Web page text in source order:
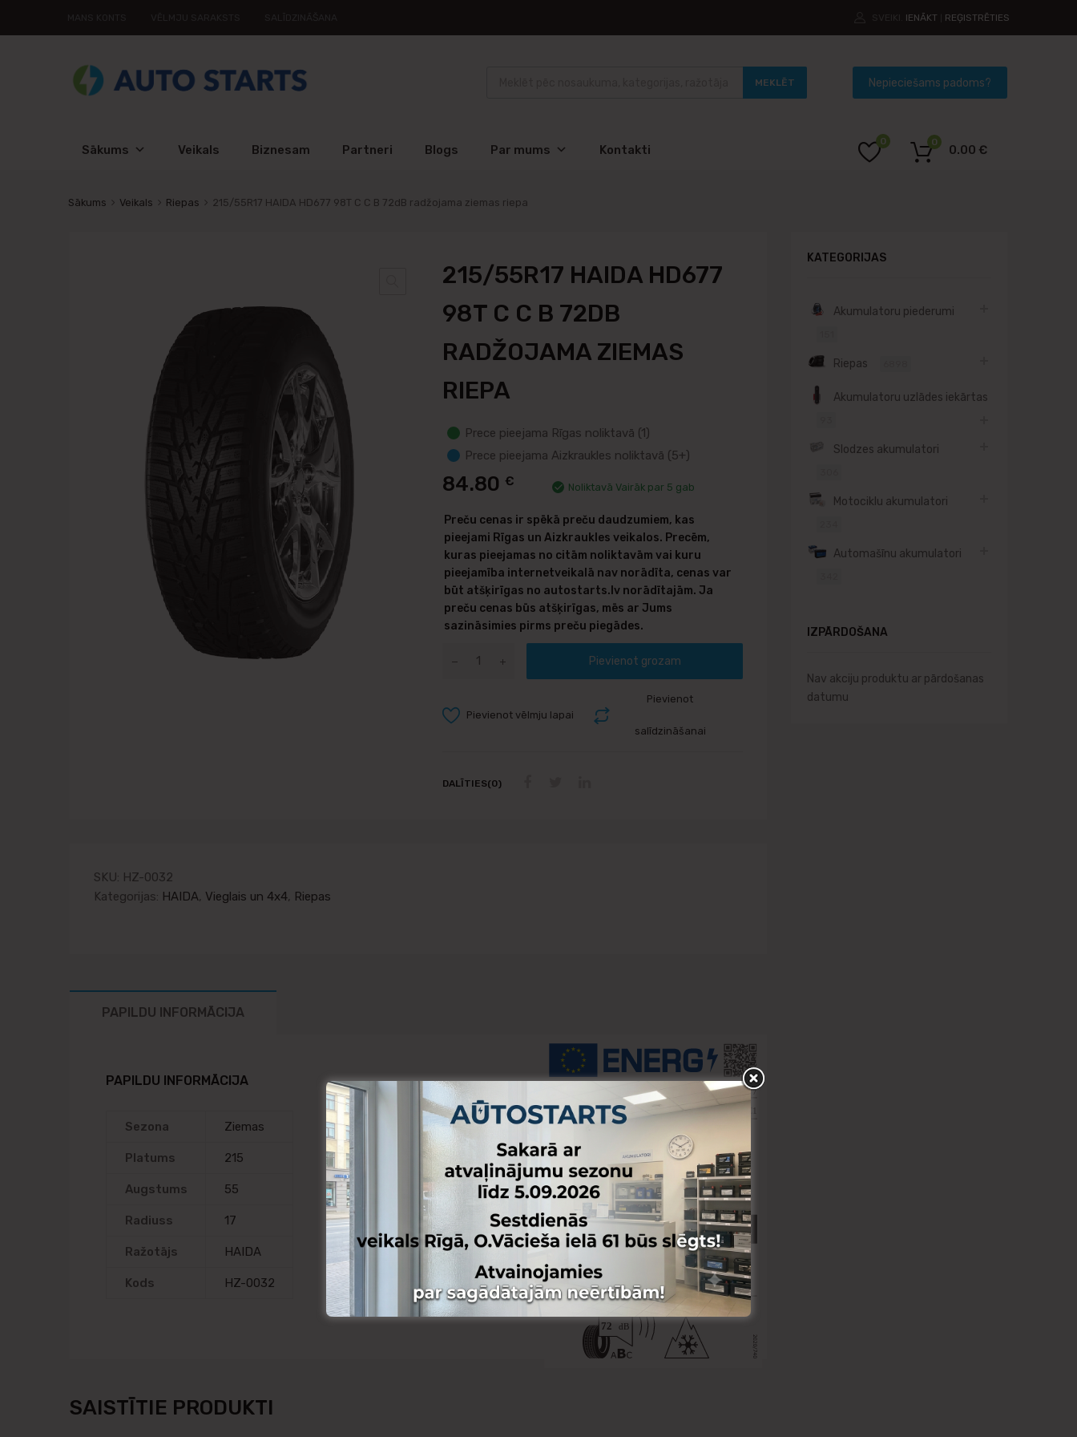
IENĀKT REĢISTRĒTIES
MEKLĒT
Sākums Veikals Biznesam Partneri Blogs Par mums Kontakti
0
0.00 €
0
Sākums Veikals Riepas 215/55R17 HAIDA HD677 98T C C B 72dB radžojama ziemas riepa
215/55R17 HAIDA HD677
98T C C B 72DB
RADŽOJAMA ZIEMAS
RIEPA
Prece pieejama Rīgas noliktavā (1)
Prece pieejama Aizkraukles noliktavā (5+)
84.80 € Noliktavā Vairāk par 5 gab
Preču cenas ir spēkā preču daudzumiem, kas
pieejami Rīgas un Aizkraukles veikalos. Precēm,
kuras pieejamas no citām noliktavām vai kuru
pieejamība internetveikalā nav norādīta, cenas var
būt atšķirīgas no autostarts.lv norādītajām. Ja
preču cenas būs atšķirīgas, mēs ar Jums
sazināsimies pirms preču piegādes.
Pievienot grozam
Pievienot
salīdzināšanai
Pievienot vēlmju lapai
DALĪTIES(0)
SKU: HZ-0032
Kategorijas: HAIDA, Vieglais un 4x4, Riepas
PAPILDU INFORMĀCIJA
PAPILDU INFORMĀCIJA
Sezona Ziemas
Platums 215
Augstums 55
Radiuss 17
Ražotājs HAIDA
Kods HZ-0032
SAISTĪTIE PRODUKTI
KATEGORIJAS
Akumulatoru piederumi
Riepas
Akumulatoru uzlādes iekārtas
Slodzes akumulatori
Motociklu akumulatori
Automašīnu akumulatori
IZPĀRDOŠANA
Nav akciju produktu ar pārdošanas
datumu